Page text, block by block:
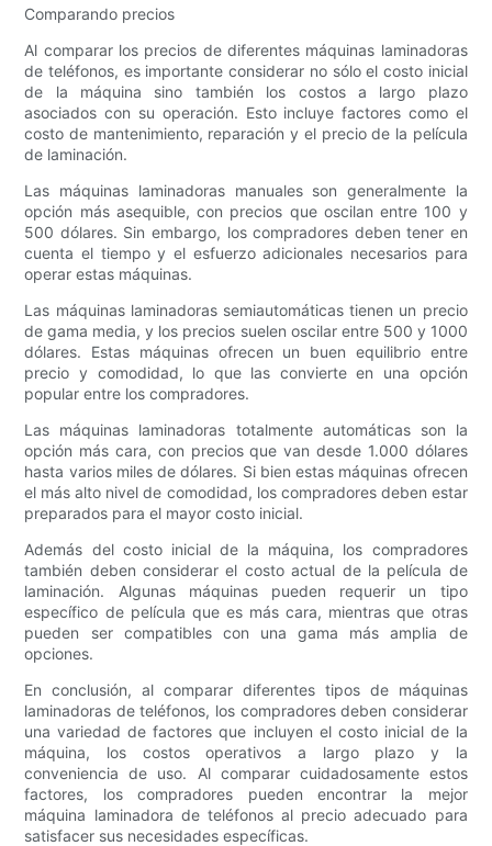
Comparando precios
Al comparar los precios de diferentes máquinas laminadoras
de teléfonos, es importante considerar no sólo el costo inicial
de la máquina sino también los costos a largo plazo
asociados con su operación. Esto incluye factores como el
costo de mantenimiento, reparación y el precio de la película
de laminación.
Las máquinas laminadoras manuales son generalmente la
opción más asequible, con precios que oscilan entre 100 y
500 dólares. Sin embargo, los compradores deben tener en
cuenta el tiempo y el esfuerzo adicionales necesarios para
operar estas máquinas.
Las máquinas laminadoras semiautomáticas tienen un precio
de gama media, y los precios suelen oscilar entre 500 y 1000
dólares. Estas máquinas ofrecen un buen equilibrio entre
precio y comodidad, lo que las convierte en una opción
popular entre los compradores.
Las máquinas laminadoras totalmente automáticas son la
opción más cara, con precios que van desde 1.000 dólares
hasta varios miles de dólares. Si bien estas máquinas ofrecen
el más alto nivel de comodidad, los compradores deben estar
preparados para el mayor costo inicial.
Además del costo inicial de la máquina, los compradores
también deben considerar el costo actual de la película de
laminación. Algunas máquinas pueden requerir un tipo
específico de película que es más cara, mientras que otras
pueden ser compatibles con una gama más amplia de
opciones.
En conclusión, al comparar diferentes tipos de máquinas
laminadoras de teléfonos, los compradores deben considerar
una variedad de factores que incluyen el costo inicial de la
máquina, los costos operativos a largo plazo y la
conveniencia de uso. Al comparar cuidadosamente estos
factores, los compradores pueden encontrar la mejor
máquina laminadora de teléfonos al precio adecuado para
satisfacer sus necesidades específicas.